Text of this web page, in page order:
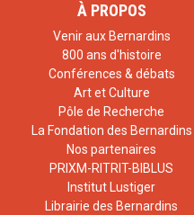
À PROPOS
Venir aux Bernardins
800 ans d'histoire
Conférences & débats
Art et Culture
Pôle de Recherche
La Fondation des Bernardins
Nos partenaires
PRIXM-RITRIT-BIBLUS
Institut Lustiger
Librairie des Bernardins